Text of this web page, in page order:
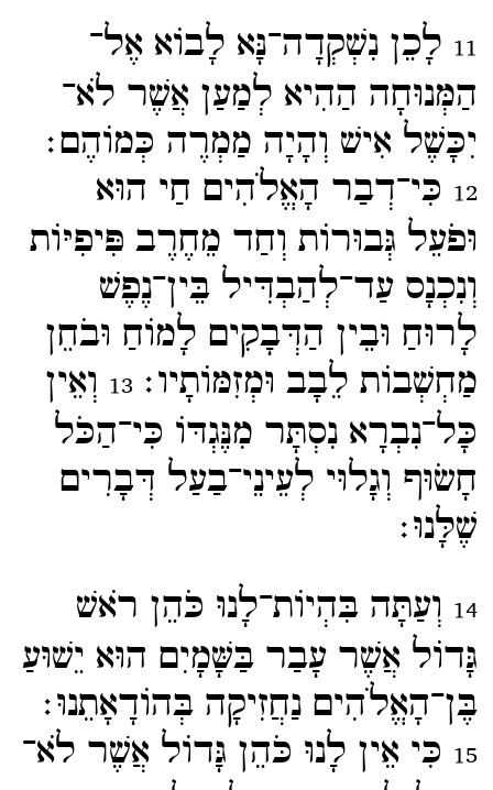
11 לָכֵן נִשְׁקְדָה־​נָּא לָבוֹא אֶל־​
הַמְּנוּחָה הַהִיא לְמַעַן אֲשֶׁר לֹא־​
יִכָּשֶׁל אִישׁ וְהָיָה מַמְרֶה כְּמוֹהֶם׃
12 כִּי־​דְבַר הָאֱלֹהִים חַי הוּא
וּפֹעֵל גְּבוּרוֹת וְחַד מֵחֶרֶב פִּיפִיּוֹת
וְנִכְנָס עַד־​לְהַבְדִּיל בֵּין־​נֶפֶשׁ
לָרוּחַ וּבֵין הַדְּבָקִים לָמוֹחַ וּבֹחֵן
מַחְשְׁבוֹת לֵבָב וּמְזִמּוֹתָיו׃13 וְאֵין
כָּל־​נִבְרָא נִסְתָּר מִנֶּגְדּוֹ כִּי־​הַכֹּל
חָשֹוּף וְגָלוּי לְעֵינֵי־​בַעַל דְּבָרִים
שֶׁלָּנוּ׃
14 וְעַתָּה בִּהְיוֹת־​לָנוּ כֹּהֵן רֹאשׁ
גָּדוֹל אֲשֶׁר עָבַר בַּשָּׁמָיִם הוּא יֵשׁוּעַ
בֶּן־​הָאֱלֹהִים נַחֲזִיקָה בְּהוֹדָאָתֵנוּ׃
15 כִּי אֵין לָנוּ כֹּהֵן גָּדוֹל אֲשֶׁר לֹא־​